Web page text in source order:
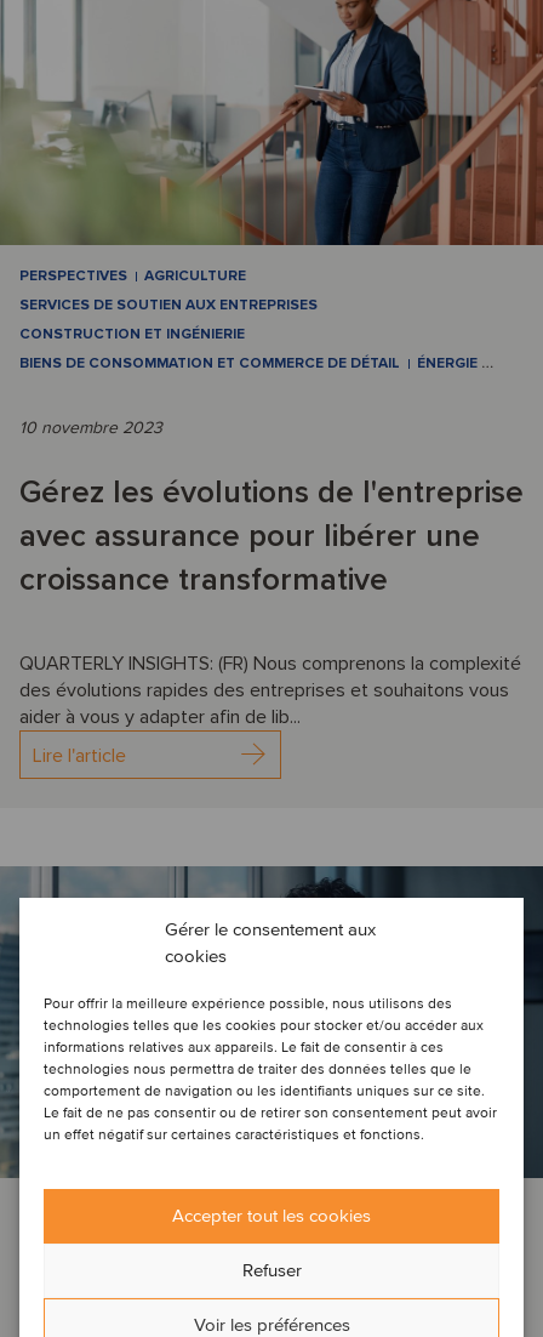
Gérer le consentement aux
cookies
Pour offrir la meilleure expérience possible, nous utilisons des
technologies telles que les cookies pour stocker et/ou accéder aux
informations relatives aux appareils. Le fait de consentir à ces
technologies nous permettra de traiter des données telles que le
comportement de navigation ou les identifiants uniques sur ce site.
Le fait de ne pas consentir ou de retirer son consentement peut avoir
un effet négatif sur certaines caractéristiques et fonctions.
Accepter tout les cookies
Refuser
Voir les préférences
PERSPECTIVES
AGRICULTURE
SERVICES DE SOUTIEN AUX ENTREPRISES
CONSTRUCTION ET INGÉNIERIE
BIENS DE CONSOMMATION ET COMMERCE DE DÉTAIL
ÉNERGIE …
10 novembre 2023
Gérez les évolutions de l'entreprise
avec assurance pour libérer une
croissance transformative
QUARTERLY INSIGHTS: (FR) Nous comprenons la complexité
des évolutions rapides des entreprises et souhaitons vous
aider à vous y adapter afin de lib...
Lire l'article
NOUVELLES DE LA SOCIÉTÉ
PERSPECTIVES
SERVICES DE SOUTIEN AUX ENTREPRISES